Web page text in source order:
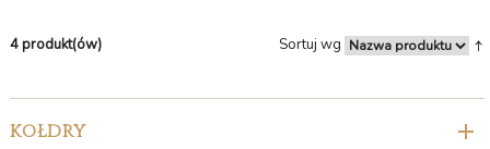
4 produkt(ów) Sortuj wg
KOŁDRY